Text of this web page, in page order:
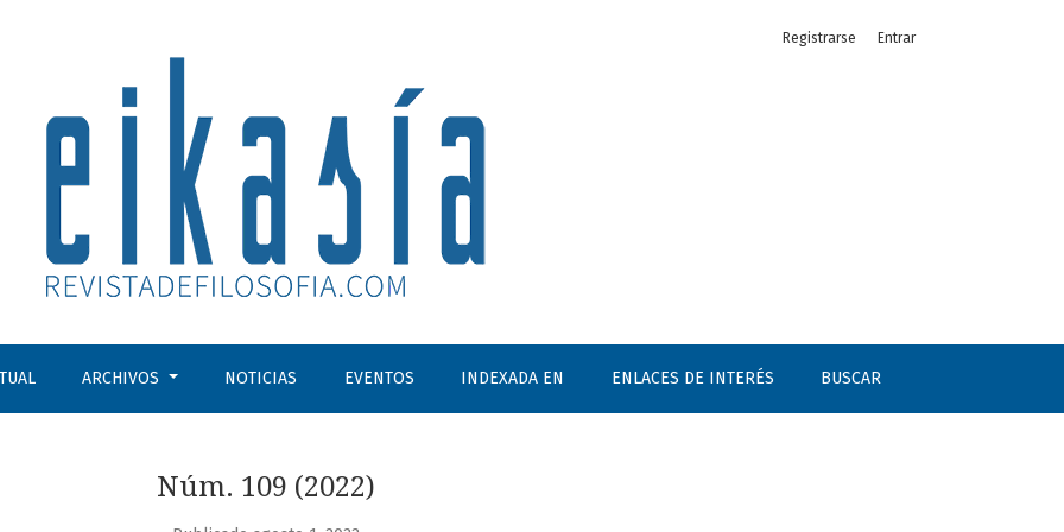
1942): sobre los orígenes de la filosofía fenomenológica
Registrarse Entrar
ARCHIVOS NOTICIAS EVENTOS INDEXADA EN ENLACES DE INTERÉS BUSCAR
Núm. 109 (2022)